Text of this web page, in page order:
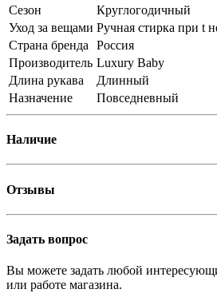
Сезон
Круглогодичный
Уход за вещами Ручная стирка при t
Страна бренда
Россия
Производитель Luxury Baby
Длина рукава
Длинный
Назначение
Повседневный
Наличие
Отзывы
Задать вопрос
Вы можете задать любой
или работе магазина.